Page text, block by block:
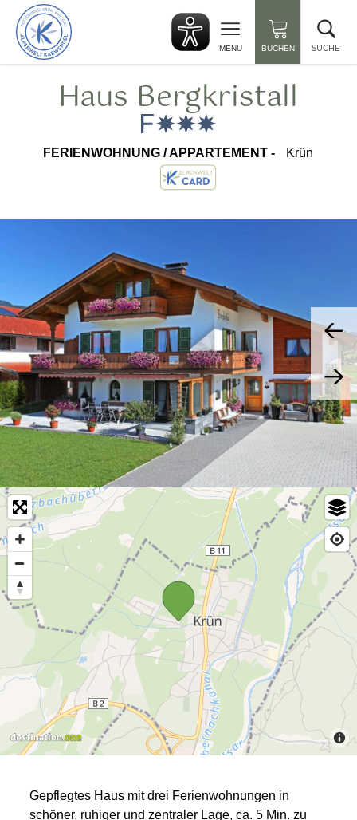
zurück
zur
Startseite
MENU BUCHEN SUCHE
Haus Bergkristall
FERIENWOHNUNG / APPARTEMENT - Krün
Gepflegtes Haus mit drei Ferienwohnungen in
schöner, ruhiger und zentraler Lage, ca. 5 Min. zu